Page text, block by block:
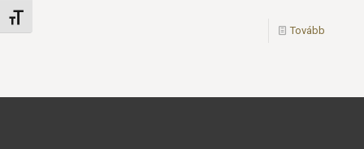
Betűméret váltása
Tovább